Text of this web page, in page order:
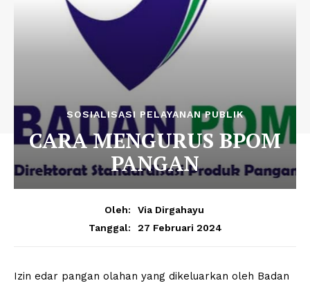
SOSIALISASI PELAYANAN PUBLIK
CARA MENGURUS BPOM
PANGAN
Oleh:
Via Dirgahayu
Tanggal:
27 Februari 2024
Izin edar pangan olahan yang dikeluarkan oleh Badan